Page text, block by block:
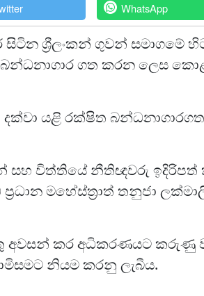
WhatsApp
ශ්‍රීලංකන් ගුවන් සමාගමේ
ගත කරන ලෙස
දක්වා යළි රක්ෂිත
සහ විත්තියේ නීතිඥවරු
මහේස්ත්‍රාත් තනුජා
අවසන් කර අධිකරණයට කරුණු
නියම කරනු ලැබීය.